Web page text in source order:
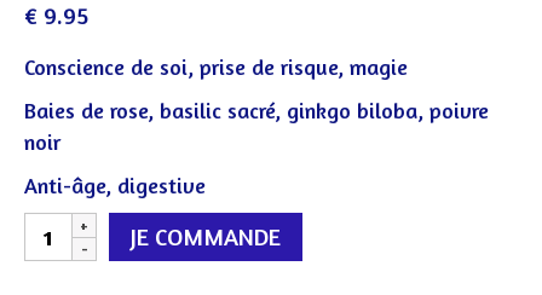
€ 9.95
Conscience de soi, prise de risque, magie
Baies de rose, basilic sacré, ginkgo biloba, poivre
noir
Anti-âge, digestive
quantité
de
JE COMMANDE